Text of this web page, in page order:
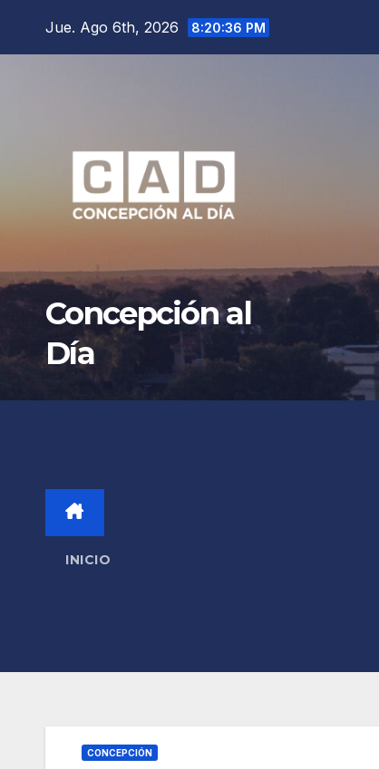
Jue. Ago 6th, 2026 8:20:37 PM
Concepción al
Día
INICIO
CONCEPCIÓN